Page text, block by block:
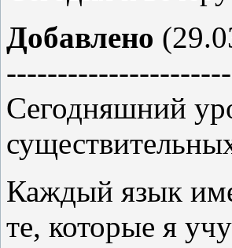
Добавлено
Сегодняшний
Каждый язык
те, которые я